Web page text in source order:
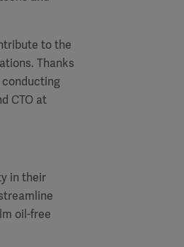
to the
Thanks
CTO at
in their
oil-free